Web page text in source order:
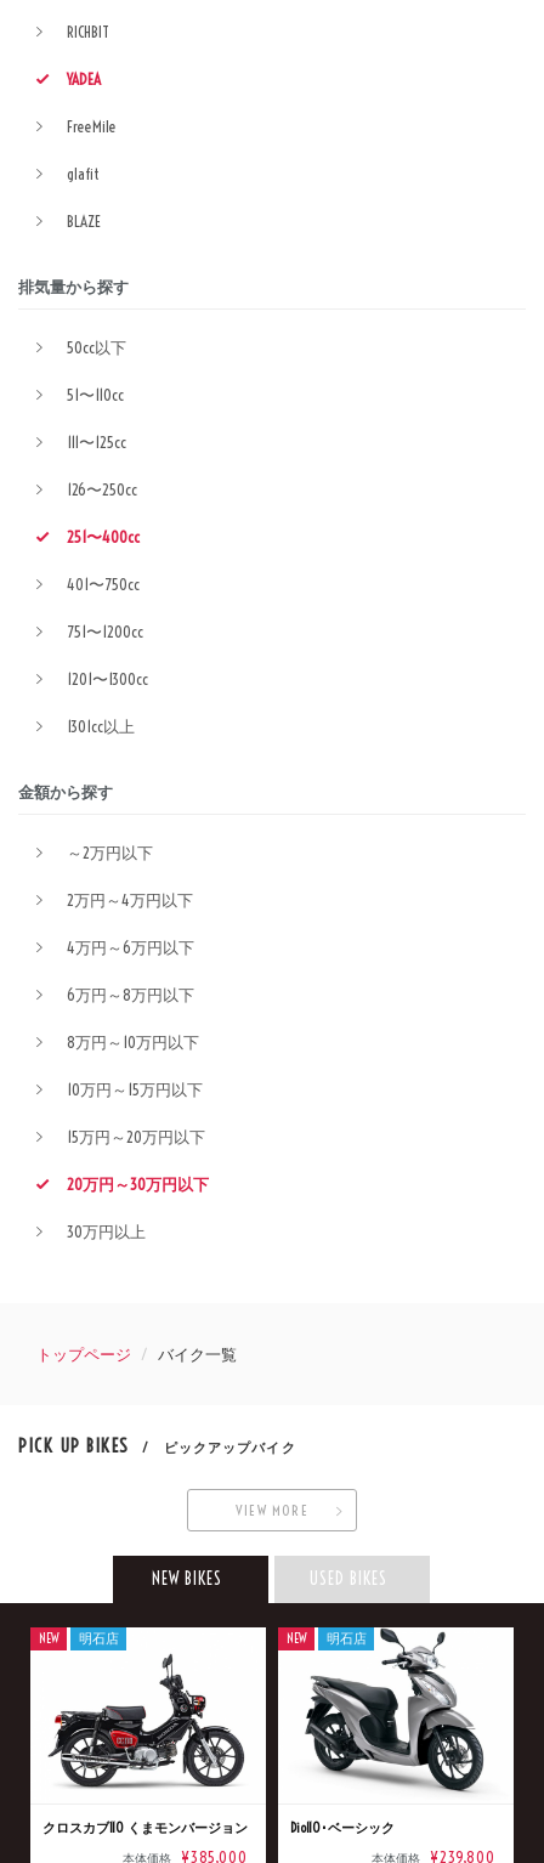
RICHBIT
YADEA
FreeMile
glafit
BLAZE
排気量から探す
50cc以下
51〜110cc
111〜125cc
126〜250cc
251〜400cc
401〜750cc
751〜1200cc
1201〜1300cc
1301cc以上
金額から探す
～2万円以下
2万円～4万円以下
4万円～6万円以下
6万円～8万円以下
8万円～10万円以下
10万円～15万円以下
15万円～20万円以下
20万円～30万円以下
30万円以上
トップページ バイク一覧
PICK UP BIKES / ピックアップバイク
VIEW MORE
NEW BIKES USED BIKES
クロスカブ110 くまモンバージョン
本体価格 ¥385,000
NEW 明石店
Dio110･ベーシック
本体価格 ¥239,800
NEW 明石店